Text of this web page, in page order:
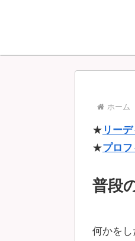
ホーム
★ リー
★プロ
普段
何かを